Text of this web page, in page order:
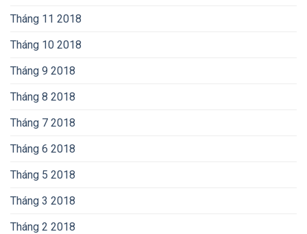
Tháng 11 2018
Tháng 10 2018
Tháng 9 2018
Tháng 8 2018
Tháng 7 2018
Tháng 6 2018
Tháng 5 2018
Tháng 3 2018
Tháng 2 2018